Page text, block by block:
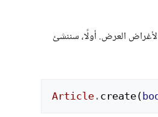
لأغراض العرض. أولًا، سننشئ
Article. create(